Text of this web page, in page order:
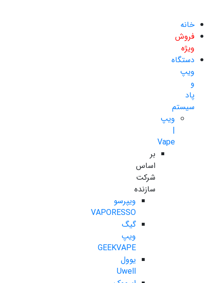
خانه
فروش
ویژه
دستگاه
ویپ
و
پاد
سیستم
ویپ
|
Vape
بر
اساس
شرکت
سازنده
ویپرسو
VAPORESSO
گیگ
ویپ
GEEKVAPE
یوول
Uwell